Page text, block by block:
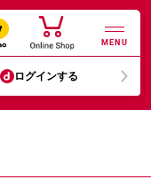
MENU
ログインする